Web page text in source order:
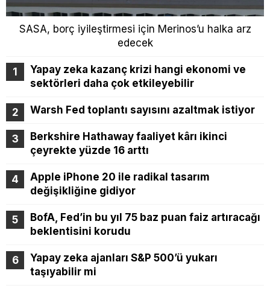
SASA, borç iyileştirmesi için Merinos’u halka arz
edecek
Yapay zeka kazanç krizi hangi ekonomi ve
sektörleri daha çok etkileyebilir
Warsh Fed toplantı sayısını azaltmak istiyor
Berkshire Hathaway faaliyet kârı ikinci
çeyrekte yüzde 16 arttı
Apple iPhone 20 ile radikal tasarım
değişikliğine gidiyor
BofA, Fed’in bu yıl 75 baz puan faiz artıracağı
beklentisini korudu
Yapay zeka ajanları S&P 500’ü yukarı
taşıyabilir mi